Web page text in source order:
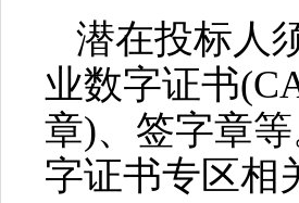
潜在投标人
业数字证书
章)、签字章
字证书专区相